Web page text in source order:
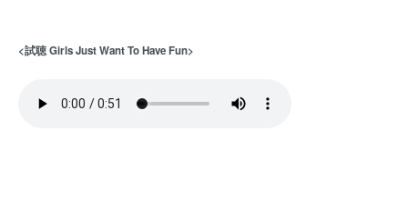
<試聴 Girls Just Want To Have Fun>